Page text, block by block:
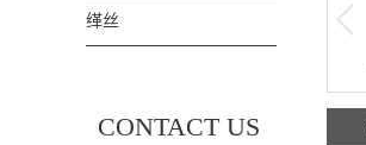
缂丝
CONTACT US